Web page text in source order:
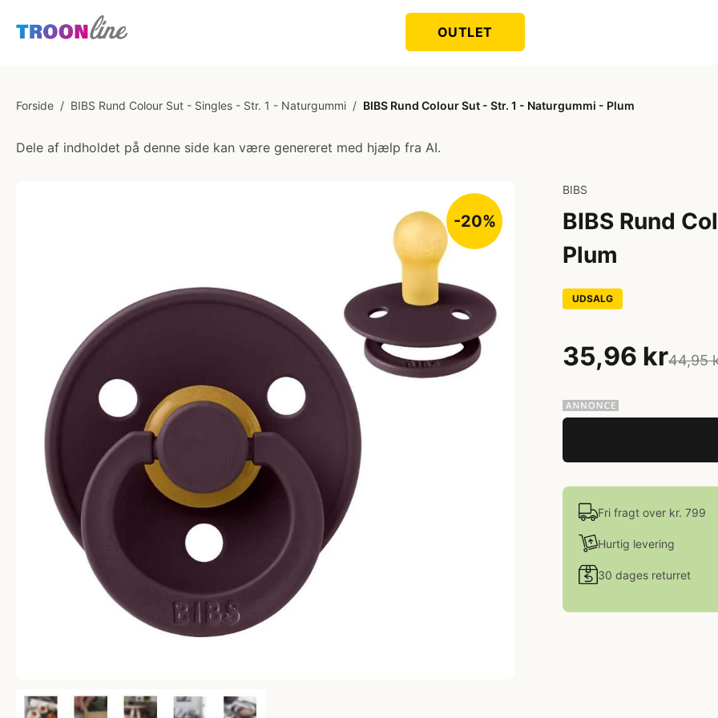
OUTLET
Forside / BIBS Rund Colour Sut - Singles - Str. 1 - Naturgummi / BIBS Rund Colour Sut - Str. 1 - Naturgummi - Plum
Dele af indholdet på denne side kan være genereret med hjælp fra AI.
-20%
BIBS
BIBS Rund
Plum
UDSALG
35,96 kr44,95
Fri fragt over kr. 799
Hurtig levering
30 dages returret